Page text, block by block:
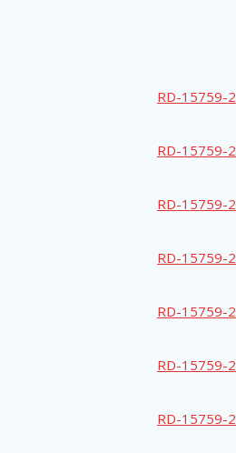
RD-15759-
RD-15759-
RD-15759-
RD-15759-
RD-15759-
RD-15759-
RD-15759-